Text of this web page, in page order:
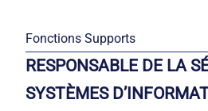
Fonctions Supports
RESPONSABLE DE LA
SYSTÈMES